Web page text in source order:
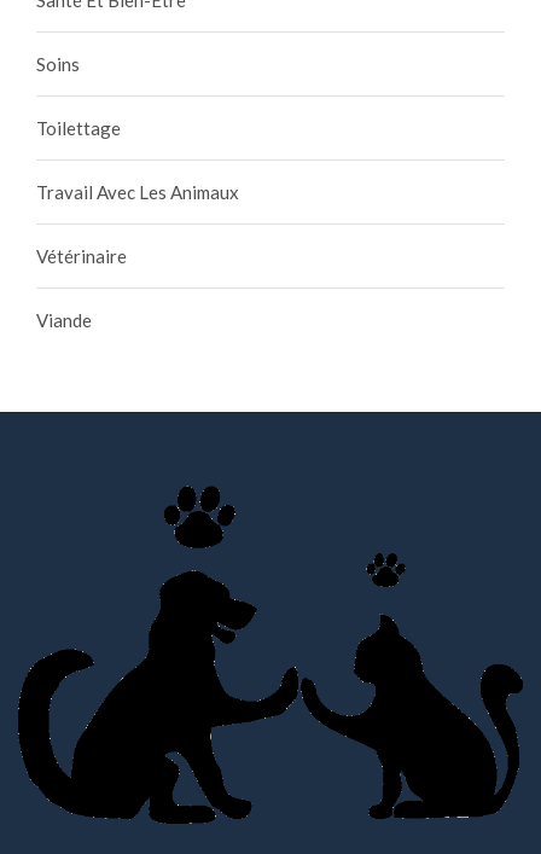
Soins
Toilettage
Travail Avec Les Animaux
Vétérinaire
Viande